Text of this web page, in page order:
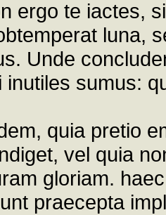
ergo te iactes,
luna,
Unde
inutiles sumus:
quia pretio
vel quia
gloriam.
praecepta